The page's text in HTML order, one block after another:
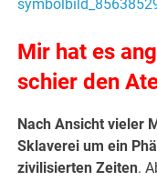
Mir hat es
schier den
Nach Ansicht vieler
Sklaverei um ein
zivilisierten Zeiten.